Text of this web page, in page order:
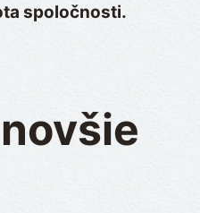
spoločnosti.